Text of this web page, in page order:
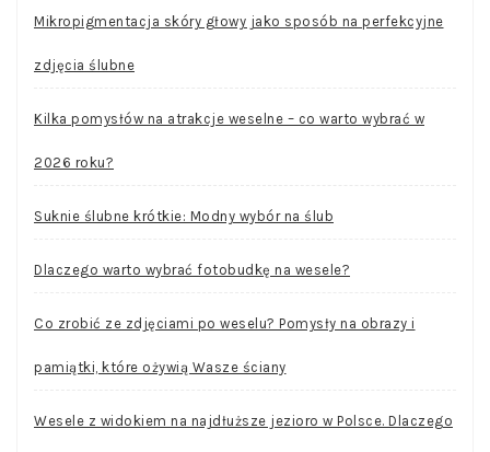
Mikropigmentacja skóry głowy jako sposób na perfekcyjne
zdjęcia ślubne
Kilka pomysłów na atrakcje weselne – co warto wybrać w
2026 roku?
Suknie ślubne krótkie: Modny wybór na ślub
Dlaczego warto wybrać fotobudkę na wesele?
Co zrobić ze zdjęciami po weselu? Pomysły na obrazy i
pamiątki, które ożywią Wasze ściany
Wesele z widokiem na najdłuższe jezioro w Polsce. Dlaczego